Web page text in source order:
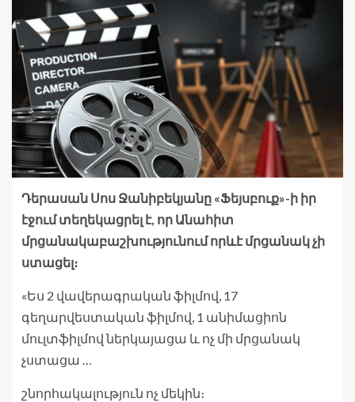
Դերասան Սոս Ջանիբեկյանը «Ֆեյսբուք»-ի իր
էջում տեղեկացրել է, որ Անահիտ
մրցանակաբաշխությունում որևէ մրցանակ չի
ստացել։
«Ես 2 վավերագրական ֆիլմով, 17
գեղարվեստական ֆիլմով, 1 անիմացիոն
մուլտֆիլմով ներկայացա և ոչ մի մրցանակ
չստացա …
շնորհակալություն ոչ մեկին։